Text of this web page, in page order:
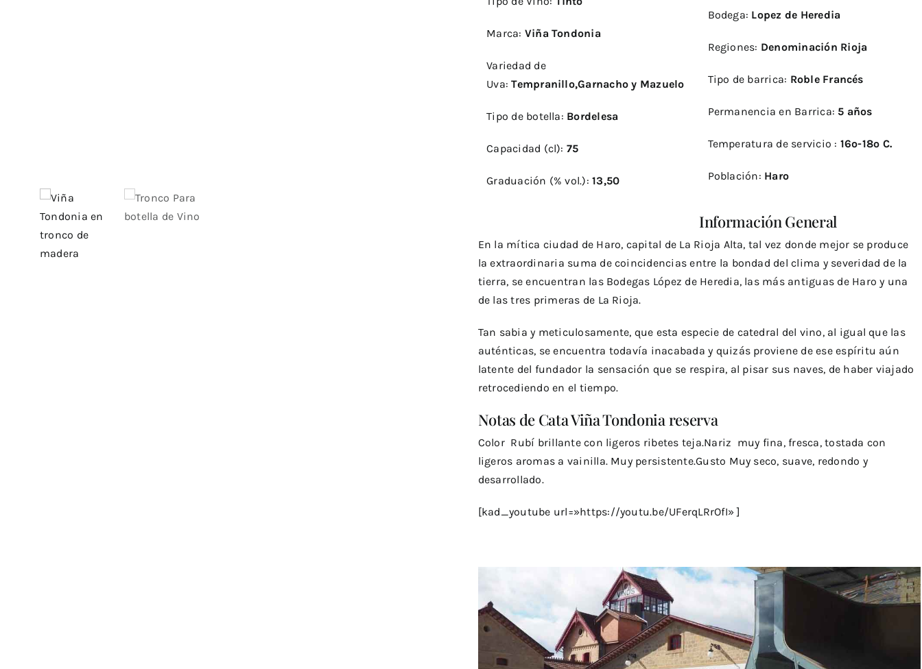
Tronco
Madera
Marca: Viña Tondonia
Variedad de
Uva:Tempranillo,Garnacho y Mazuelo
Tipo de botella: Bordelesa
Capacidad (cl): 75
Graduación (% vol.):13,50
Bodega: Lopez de Heredia
Regiones: Denominación Rioja
Tipo de barrica: Roble Francés
Permanencia en Barrica: 5 años
Temperatura de servicio : 16º-18º C.
Población: Haro
Información General
En la mítica ciudad de Haro, capital de La Rioja Alta, tal vez donde mejor se produce
la extraordinaria suma de coincidencias entre la bondad del clima y severidad de la
tierra, se encuentran las Bodegas López de Heredia, las más antiguas de Haro y una
de las tres primeras de La Rioja.
Tan sabia y meticulosamente, que esta especie de catedral del vino, al igual que las
auténticas, se encuentra todavía inacabada y quizás proviene de ese espíritu aún
latente del fundador la sensación que se respira, al pisar sus naves, de haber viajado
retrocediendo en el tiempo.
Notas de Cata Viña Tondonia reserva
Color Rubí brillante con ligeros ribetes teja.Nariz muy fina, fresca, tostada con
ligeros aromas a vainilla. Muy persistente.Gusto Muy seco, suave, redondo y
desarrollado.
[kad_youtube url=»https://youtu.be/UFerqLRrOfI» ]